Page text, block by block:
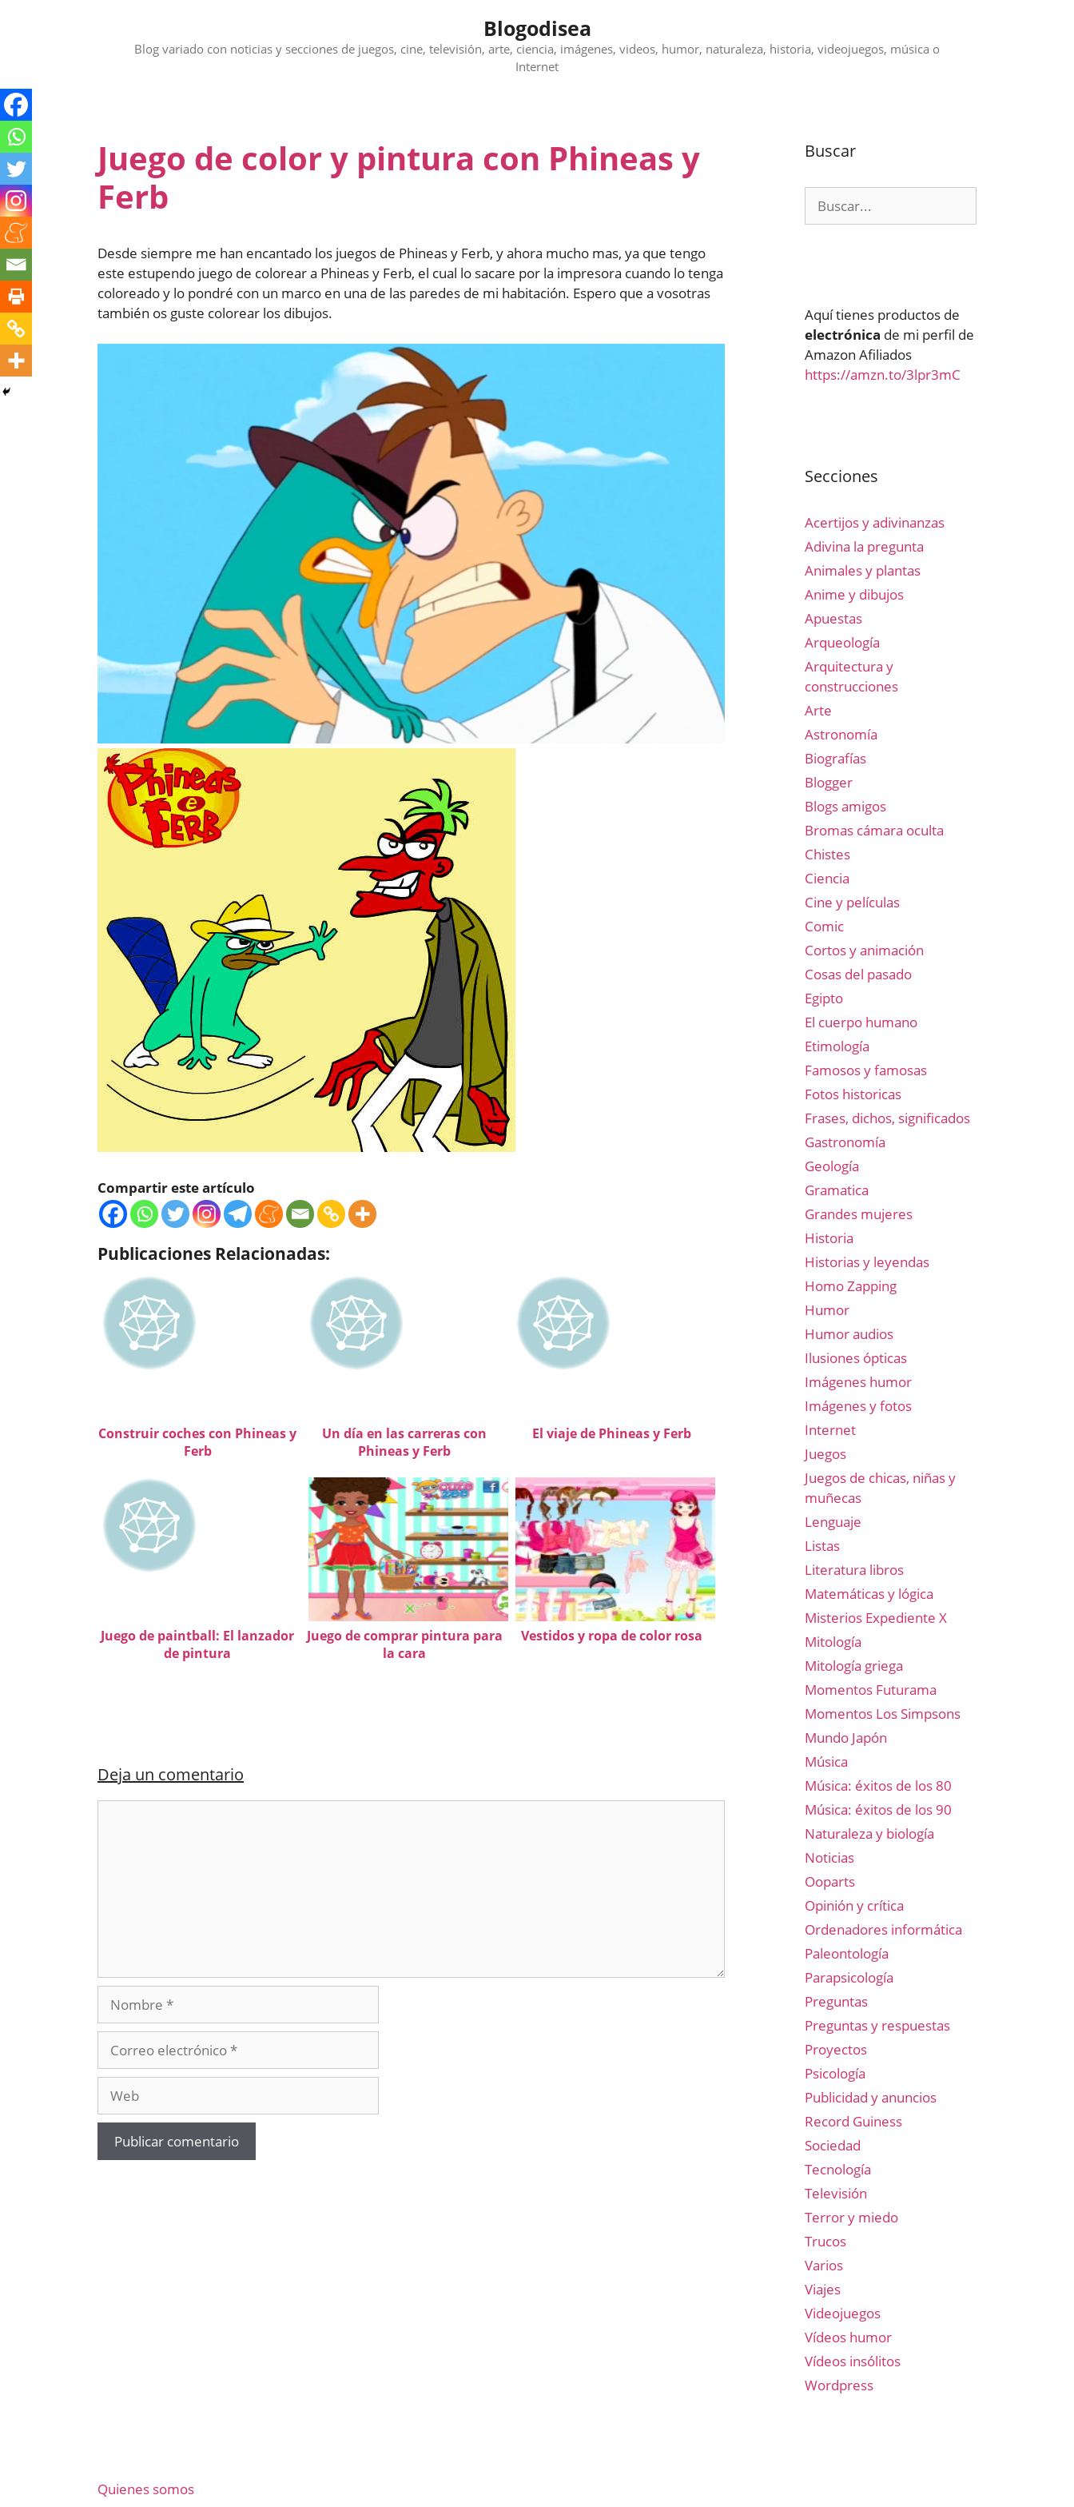
Blogodisea
Blog variado con noticias y secciones de juegos, cine, televisión, arte, ciencia, imágenes, videos, humor, naturaleza, historia, videojuegos, música o
Internet
Juego de color y pintura con Phineas y
Ferb
Desde siempre me han encantado los juegos de Phineas y Ferb, y ahora mucho mas, ya que tengo
este estupendo juego de colorear a Phineas y Ferb, el cual lo sacare por la impresora cuando lo tenga
coloreado y lo pondré con un marco en una de las paredes de mi habitación. Espero que a vosotras
también os guste colorear los dibujos.
Compartir este artículo
Publicaciones Relacionadas:
Construir coches con Phineas y
Ferb
Un día en las carreras con
Phineas y Ferb
El viaje de Phineas y Ferb
Juego de paintball: El lanzador
de pintura
Juego de comprar pintura para
la cara
Vestidos y ropa de color rosa
Deja un comentario
Nombre
electrónico
Buscar
Aquí tienes productos de
electrónica de mi perfil de
Amazon Afiliados
https://amzn.to/3lpr3mC
Secciones
Acertijos y adivinanzas
Adivina la pregunta
Animales y plantas
Anime y dibujos
Apuestas
Arqueología
Arquitectura y
construcciones
Arte
Astronomía
Biografías
Blogger
Blogs amigos
Bromas cámara oculta
Chistes
Ciencia
Cine y películas
Comic
Cortos y animación
Cosas del pasado
Egipto
El cuerpo humano
Etimología
Famosos y famosas
Fotos historicas
Frases, dichos, significados
Gastronomía
Geología
Gramatica
Grandes mujeres
Historia
Historias y leyendas
Homo Zapping
Humor
Humor audios
Ilusiones ópticas
Imágenes humor
Imágenes y fotos
Internet
Juegos
Juegos de chicas, niñas y
muñecas
Lenguaje
Listas
Literatura libros
Matemáticas y lógica
Misterios Expediente X
Mitología
Mitología griega
Momentos Futurama
Momentos Los Simpsons
Mundo Japón
Música
Música: éxitos de los 80
Música: éxitos de los 90
Naturaleza y biología
Noticias
Ooparts
Opinión y crítica
Ordenadores informática
Paleontología
Parapsicología
Preguntas
Preguntas y respuestas
Proyectos
Psicología
Publicidad y anuncios
Record Guiness
Sociedad
Tecnología
Televisión
Terror y miedo
Trucos
Varios
Viajes
Videojuegos
Vídeos humor
Vídeos insólitos
Wordpress
Quienes somos